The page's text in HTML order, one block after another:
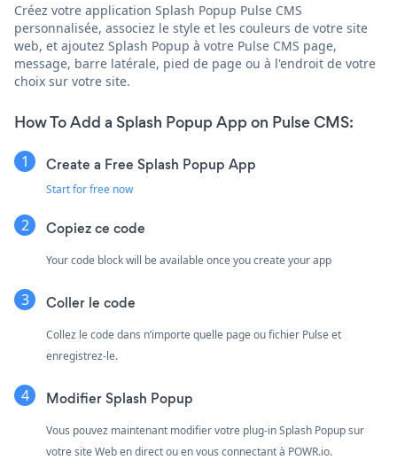
Créez votre application Splash Popup Pulse CMS
personnalisée, associez le style et les couleurs de votre site
web, et ajoutez Splash Popup à votre Pulse CMS page,
message, barre latérale, pied de page ou à l'endroit de votre
choix sur votre site.
How To Add a Splash Popup App on Pulse CMS:
Create a Free Splash Popup App
Start for free now
Copiez ce code
Your code block will be available once you create your app
Coller le code
Collez le code dans n’importe quelle page ou fichier Pulse et
enregistrez-le.
Modifier Splash Popup
Vous pouvez maintenant modifier votre plug-in Splash Popup sur
votre site Web en direct ou en vous connectant à POWR.io.